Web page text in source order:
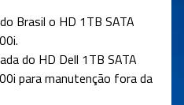
Brasil o HD 1TB SATA
do HD Dell 1TB SATA
para manutenção fora da